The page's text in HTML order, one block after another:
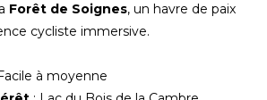
Forêt de Soignes, un havre de paix
cycliste immersive.
à moyenne